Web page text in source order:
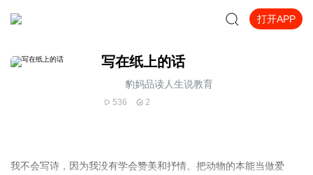
打开APP
写在纸上的话
豹妈品读人生说教育
536 2
我不会写诗，因为我没有学会赞美和抒情。把动物的本能当做爱